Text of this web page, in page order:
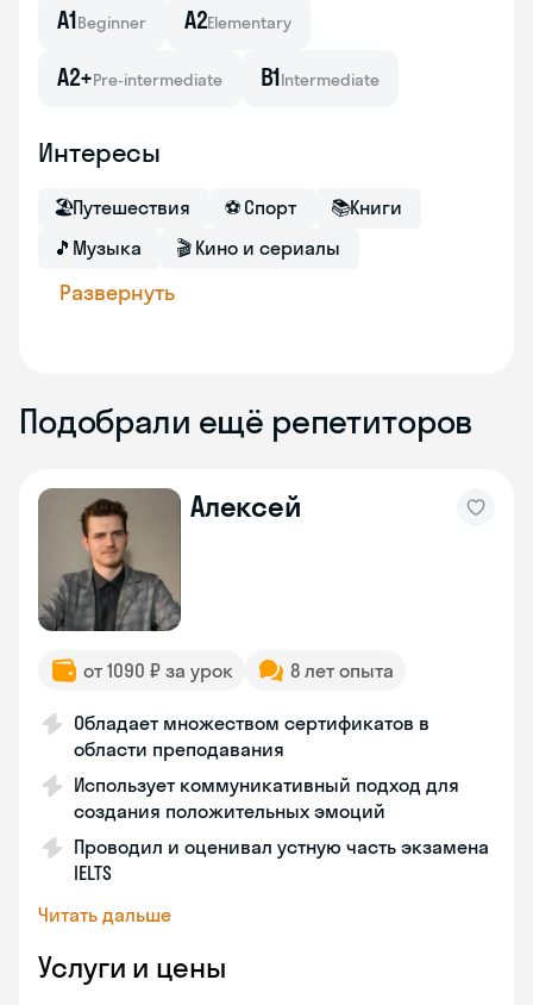
A1Beginner A2Elementary
A2+Pre-intermediate B1Intermediate
Интересы
🏖Путешествия ⚽ Спорт 📚Книги
🎵 Музыка 🎬 Кино и сериалы
Развернуть
Подобрали ещё репетиторов
Алексей
от 1090 ₽ за урок 8 лет опыта
Обладает множеством сертификатов в
области преподавания
Использует коммуникативный подход для
создания положительных эмоций
Проводил и оценивал устную часть экзамена
IELTS
Читать дальше
Услуги и цены